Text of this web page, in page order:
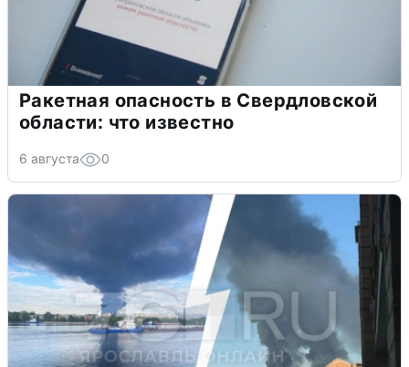
Ракетная опасность в Свердловской
области: что известно
6 августа 0